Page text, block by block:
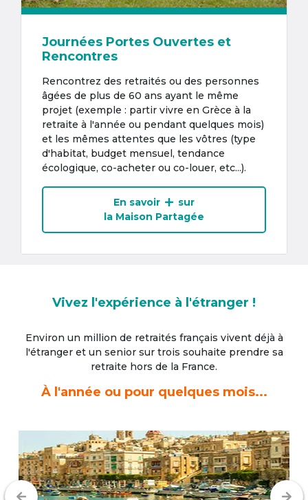
Journées Portes Ouvertes et
Rencontres
Rencontrez des retraités ou des personnes
âgées de plus de 60 ans ayant le même
projet (exemple : partir vivre en Grèce à la
retraite à l'année ou pendant quelques mois)
et les mêmes attentes que les vôtres (type
d'habitat, budget mensuel, tendance
écologique, co-acheter ou co-louer, etc...).
En savoir
sur
la Maison Partagée
Vivez l'expérience à l'étranger !
Environ un million de retraités français vivent déjà à
l'étrangeret un senior sur trois souhaite prendre sa
retraite hors de la France.
À l'année ou pour quelques mois...